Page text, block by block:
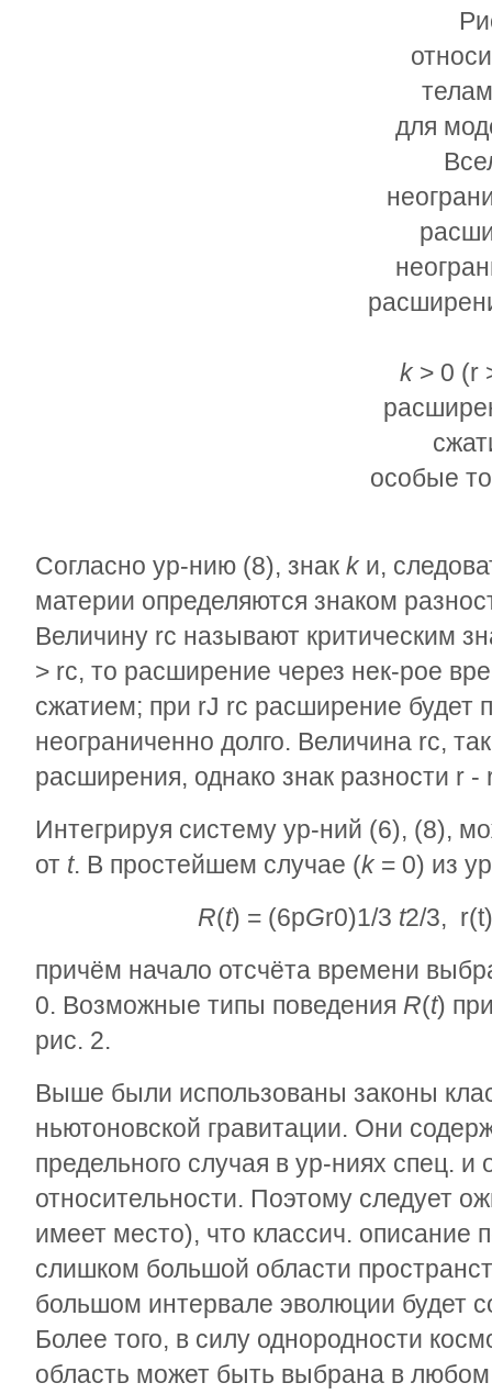
для
k > 0 (r
особые
Согласно ур-нию (8), знак k и,
материи определяются знаком
Величину rс называют критическим
> rс, то расширение через нек-рое
сжатием; при rЈ rс расширение будет
неограниченно долго. Величина rс,
расширения, однако знак разности r -
Интегрируя систему ур-ний (6), (8),
от t. В простейшем случае (k = 0) из
R(t) = (6pGr0)1/3 t2/3, r
причём начало отсчёта времени
0. Возможные типы поведения R(t)
рис. 2.
Выше были использованы законы
ньютоновской гравитации. Они
предельного случая в ур-ниях спец.
относительности. Поэтому следует
имеет место), что классич. описание
слишком большой области
большом интервале эволюции будет
Более того, в силу однородности
область может быть выбрана в любом